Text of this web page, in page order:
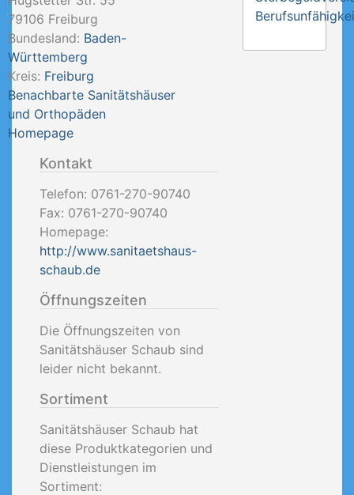
79106 Freiburg
Bundesland: Baden-
Württemberg
Kreis: Freiburg
Benachbarte Sanitätshäuser
und Orthopäden
Homepage
Kontakt
Telefon: 0761-270-90740
Fax: 0761-270-90740
Homepage:
http://www.sanitaetshaus-
schaub.de
Öffnungszeiten
Die Öffnungszeiten von
Sanitätshäuser Schaub sind
leider nicht bekannt.
Sortiment
Sanitätshäuser Schaub hat
diese Produktkategorien und
Dienstleistungen im
Sortiment: